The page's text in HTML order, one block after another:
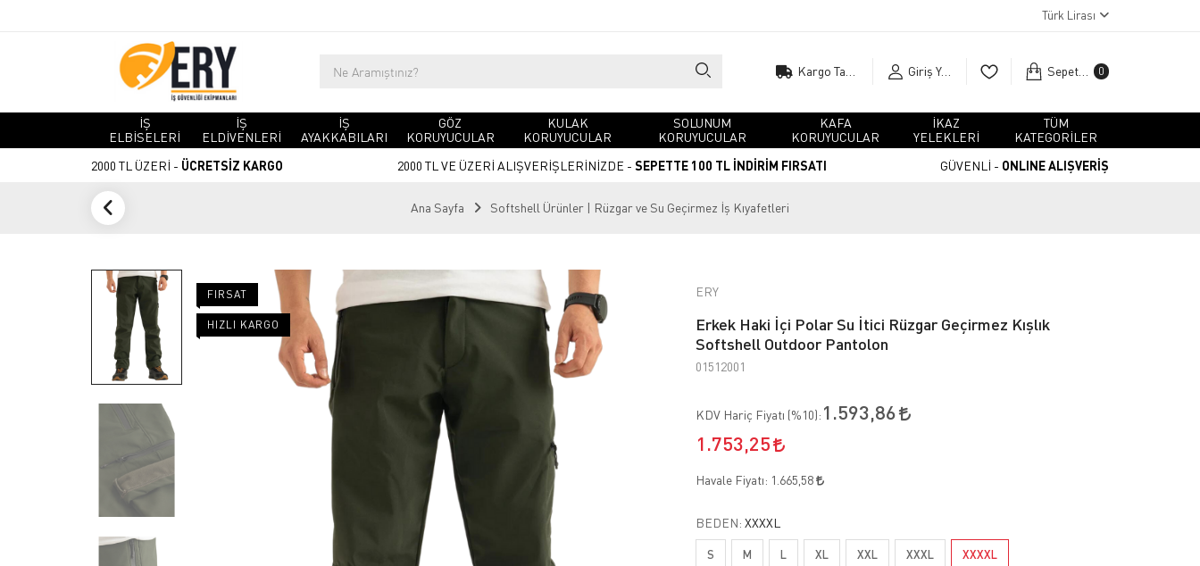
Türk Lirası
Giriş Yap Sepetim 0
İŞ
ELBİSELERİ
İŞ
ELDİVENLERİ
İŞ
AYAKKABILARI
GÖZ
KORUYUCULAR
KULAK
KORUYUCULAR
SOLUNUM
KORUYUCULAR
KAFA
KORUYUCULAR
İKAZ
YELEKLERİ
TÜM
KATEGORİLER
2000 TL ÜZERİ - ÜCRETSİZ KARGO 2000 TL VE ÜZERİ ALIŞVERİŞLERİNİZDE - SEPETTE 100 TL İNDİRİM FIRSATI GÜVENLİ - ONLINE ALIŞVERİŞ
Ana Sayfa Softshell Ürünler | Rüzgar ve Su Geçirmez İş Kıyafetleri
FIRSAT
HIZLI KARGO
ERY
Erkek Haki İçi Polar Su İtici Rüzgar Geçirmez Kışlık
Softshell Outdoor Pantolon
01512001
KDV Hariç Fiyatı (%10): 1.593,86
1.753,25
Havale Fiyatı: 1.665,58
BEDEN: XXXXL
S M L XL XXL XXXL XXXXL